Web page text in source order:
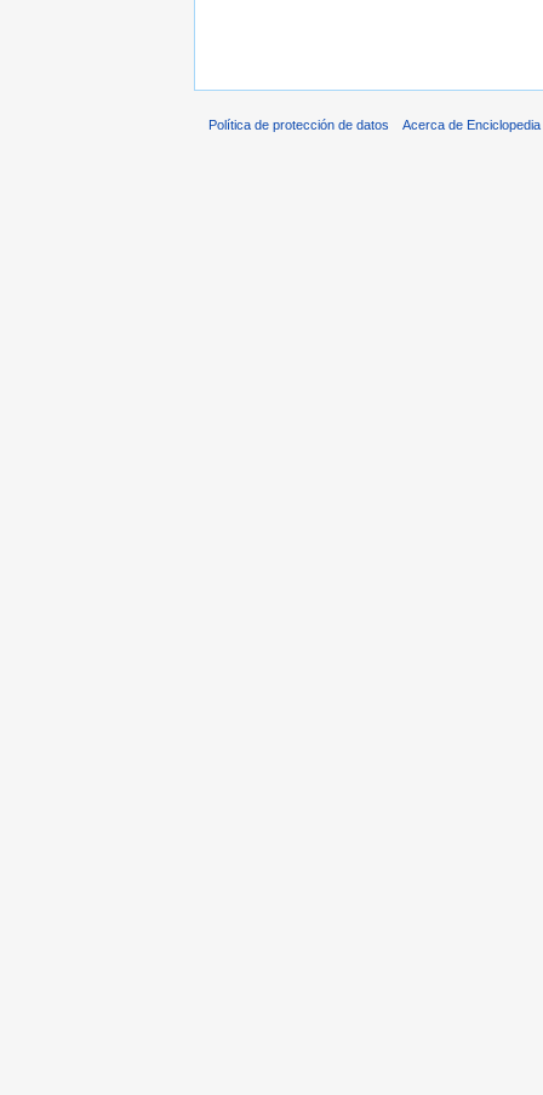
Política de protección de datos Acerca de